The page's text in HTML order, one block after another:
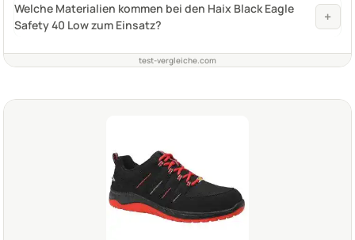
Welche Materialien kommen bei den Haix Black Eagle
Safety 40 Low zum Einsatz?
+
test-vergleiche.com